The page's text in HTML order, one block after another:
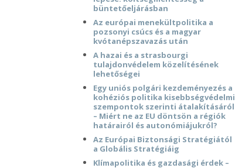
büntetőeljárásban
Az európai menekültpolitika a
pozsonyi csúcs és a magyar
kvótanépszavazás után
A hazai és a strasbourgi
tulajdonvédelem közelítésének
lehetőségei
Egy uniós polgári kezdeményezés a
kohéziós politika kisebbségvédelmi
szempontok szerinti átalakításáról
– Miért ne az EU döntsön a régiók
határairól és autonómiájukról?
Az Európai Biztonsági Stratégiától
a Globális Stratégiáig
Klímapolitika és gazdasági érdek –